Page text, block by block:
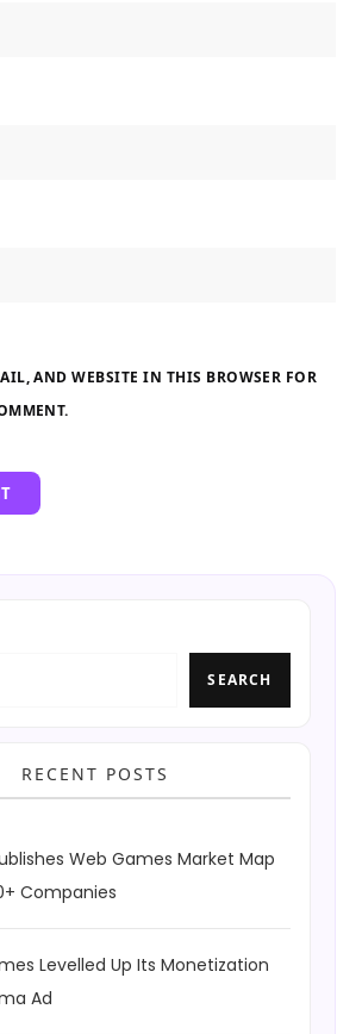
AND WEBSITE IN THIS BROWSER FOR
SEARCH
RECENT POSTS
Web Games Market Map
Companies
Levelled Up Its Monetization
Ad